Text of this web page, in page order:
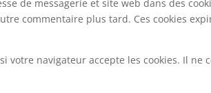
de messagerie et site web dans des
commentaire plus tard. Ces cookies
votre navigateur accepte les cookies. Il ne